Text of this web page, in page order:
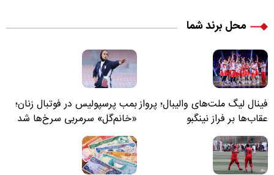
محل برند شما
فینال لیگ ملت‌های والیبال؛ پرواز
عقاب‌ها بر فراز نینگبو
بمب پرسپولیس در فوتبال زنان؛
«خانم‌گل» سرمربی سرخ‌ها شد